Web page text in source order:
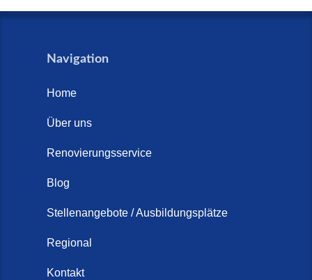
Navigation
Home
Über uns
Renovierungsservice
Blog
Stellenangebote / Ausbildungsplätze
Regional
Kontakt